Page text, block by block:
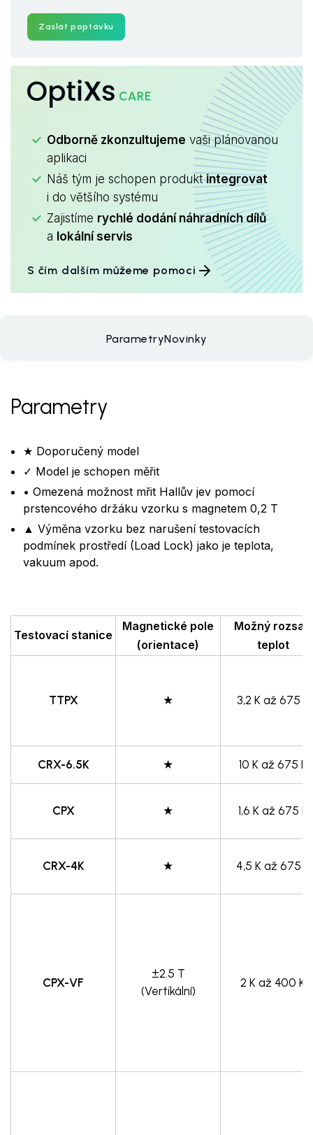
Zaslat poptávku
OptiXsCARE
Odborně zkonzultujeme vaši plánovanou
aplikaci
Náš tým je schopen produktintegrovat
i do většího systému
Zajistíme rychlé dodání náhradních dílů
a lokální servis
S čím dalším můžeme pomoci
ParametryNovinky
Parametry
★ Doporučený model
✓ Model je schopen měřit
• Omezená možnost mřit Hallův jev pomocí
prstencového držáku vzorku s magnetem 0,2 T
▲ Výměna vzorku bez narušení testovacích
podmínek prostředí (Load Lock) jako je teplota,
vakuum apod.
Testovací stanice
Magnetické pole
(orientace)
Možný rozsah
teplot
TTPX ★ 3,2 K až 675 K
CRX-6.5K ★ 10 K až 675 K
CPX ★ 1,6 K až 675 K
CRX-4K ★ 4,5 K až 675 K
CPX-VF
±2.5 T
(Vertikální)
2 K až 400 K